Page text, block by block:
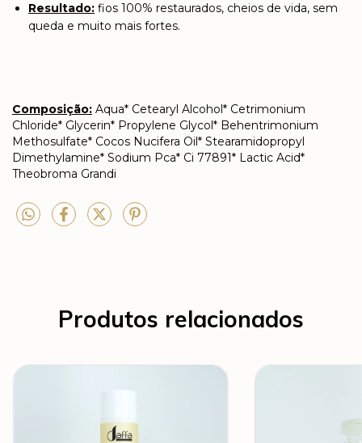
Resultado: fios 100% restaurados, cheios de vida, sem
queda e muito mais fortes.
Composição: Aqua* Cetearyl Alcohol* Cetrimonium
Chloride* Glycerin* Propylene Glycol* Behentrimonium
Methosulfate* Cocos Nucifera Oil* Stearamidopropyl
Dimethylamine* Sodium Pca* Ci 77891* Lactic Acid*
Theobroma Grandi
Produtos relacionados